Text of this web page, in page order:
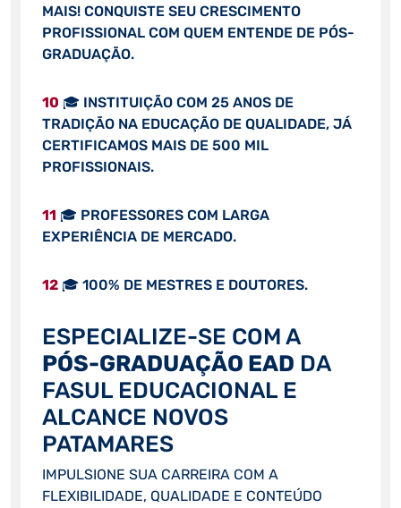
MAIS! CONQUISTE SEU CRESCIMENTO
PROFISSIONAL COM QUEM ENTENDE DE PÓS-
GRADUAÇÃO.
10 🎓 INSTITUIÇÃO COM 25 ANOS DE
TRADIÇÃO NA EDUCAÇÃO DE QUALIDADE, JÁ
CERTIFICAMOS MAIS DE 500 MIL
PROFISSIONAIS.
11 🎓 PROFESSORES COM LARGA
EXPERIÊNCIA DE MERCADO.
12🎓 100% DE MESTRES E DOUTORES.
ESPECIALIZE-SE COM A
PÓS-GRADUAÇÃO EAD DA
FASUL EDUCACIONAL E
ALCANCE NOVOS
PATAMARES
IMPULSIONE SUA CARREIRA COM A
FLEXIBILIDADE, QUALIDADE E CONTEÚDO